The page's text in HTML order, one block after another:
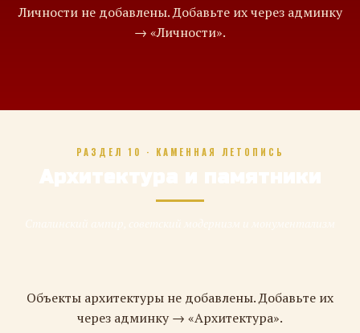
Личности не добавлены. Добавьте их через админку
→ «Личности».
РАЗДЕЛ 10 · КАМЕННАЯ ЛЕТОПИСЬ
Архитектура и памятники
Объекты архитектуры не добавлены. Добавьте их
через админку → «Архитектура».